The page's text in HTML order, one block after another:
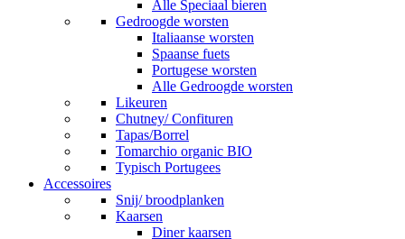
Alle Speciaal bieren
Gedroogde worsten
Italiaanse worsten
Spaanse fuets
Portugese worsten
Alle Gedroogde worsten
Likeuren
Chutney/ Confituren
Tapas/Borrel
Tomarchio organic BIO
Typisch Portugees
Accessoires
Snij/ broodplanken
Kaarsen
Diner kaarsen